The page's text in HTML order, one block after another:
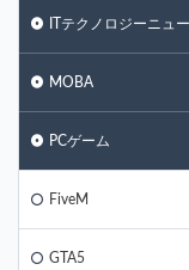
ITテクノロジーニュ
MOBA
PCゲーム
FiveM
GTA5